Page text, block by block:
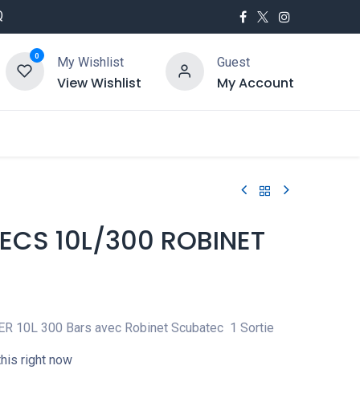
0 My Wishlist
View Wishlist
Guest
My Account
10L/300 ROBINET
10L 300 Bars avec Robinet Scubatec 1 Sortie
right now